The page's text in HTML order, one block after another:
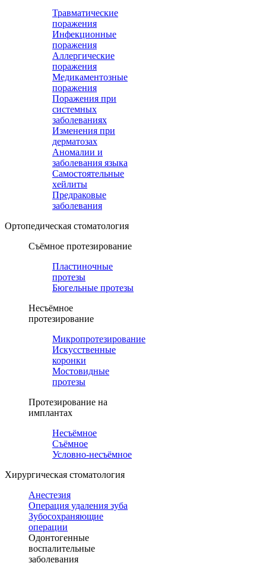
Травматические
поражения
Инфекционные
поражения
Аллергические
поражения
Медикаментозные
поражения
Поражения при
системных
заболеваниях
Изменения при
дерматозах
Аномалии и
заболевания языка
Самостоятельные
хейлиты
Предраковые
заболевания
Ортопедическая cтоматология
Съёмное протезирование
Пластиночные
протезы
Бюгельные протезы
Несъёмное
протезирование
Микропротезирование
Искусственные
коронки
Мостовидные
протезы
Протезирование на
имплантах
Несъёмное
Съёмное
Условно-несъёмное
Хирургическая стоматология
Анестезия
Операция удаления зуба
Зубосохраняющие
операции
Одонтогенные
воспалительные
заболевания